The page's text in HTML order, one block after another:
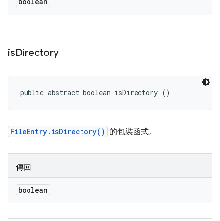
isDirectory
public abstract boolean isDirectory ()
FileEntry.isDirectory() 的包裝函式。
傳回
boolean